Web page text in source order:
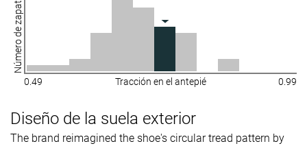
Número de zapatillas
0.49 Tracción en el antepié 0.99
Diseño de la suela exterior
The brand reimagined the shoe's circular tread pattern by